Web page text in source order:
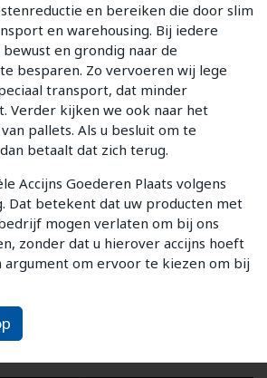
en bereiken die door slim
en warehousing. Bij iedere
en grondig naar de
besparen. Zo vervoeren wij lege
transport, dat minder
Verder kijken we ook naar het
pallets. Als u besluit om te
betaalt dat zich terug.
Accijns Goederen Plaats volgens
Dat betekent dat uw producten met
mogen verlaten om bij ons
zonder dat u hierover accijns hoeft
argument om ervoor te kiezen om bij